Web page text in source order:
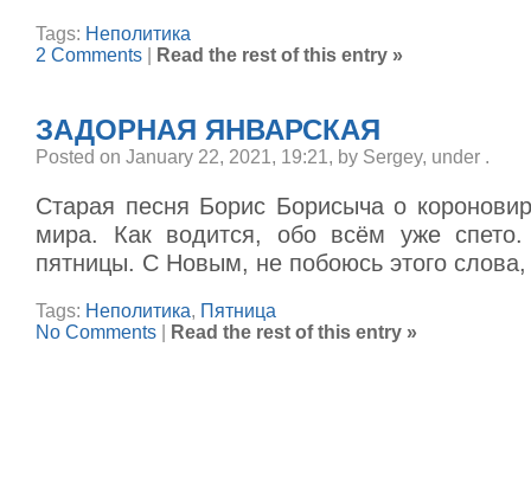
Tags: Неполитика
2 Comments
Read the rest of this entry »
ЗАДОРНАЯ ЯНВАРСКАЯ
Posted on January 22, 2021, 19:21, by Sergey, under .
Старая песня Борис Борисыча о
мира. Как водится, обо всём уже
пятницы. С Новым, не побоюсь этого
Tags: Неполитика, Пятница
No Comments
Read the rest of this entry »